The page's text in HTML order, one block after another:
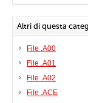
Altri di questa
File .A00
File .A01
File .A02
File .ACE